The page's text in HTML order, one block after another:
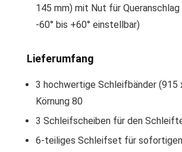
145 mm) mit Nut für Queranschlag
-60° bis +60° einstellbar)
Lieferumfang
3 hochwertige Schleifbänder (915
Körnung 80
3 Schleifscheiben für den
6-teiliges Schleifset für